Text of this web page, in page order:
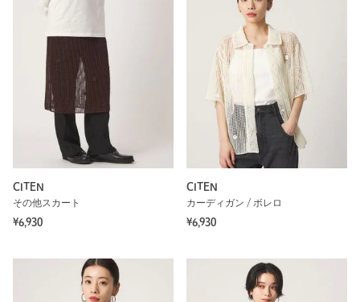
CITEN
その他スカート
¥6,930
CITEN
カーディガン / ボレロ
¥6,930